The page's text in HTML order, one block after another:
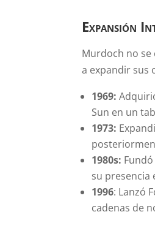
Expansión
Murdoch no se
a expandir sus
1969:
Sun en un
1973:
1980s:
su presencia
1996: Lanzó
cadenas de